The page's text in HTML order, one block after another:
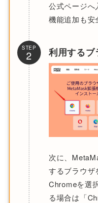
公式ページへ
機能追加も安
STEP
2 利用するブ
次に、
するブラウザ
Chromeを選
る場合は「